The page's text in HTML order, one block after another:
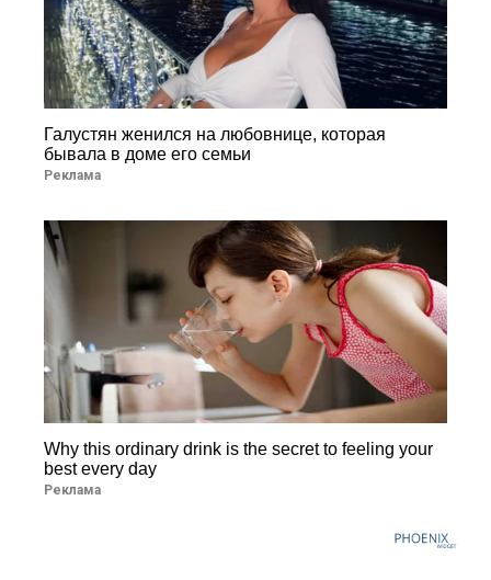
Галустян женился на любовнице, которая
бывала в доме его семьи
Реклама
Why this ordinary drink is the secret to feeling your
best every day
Реклама